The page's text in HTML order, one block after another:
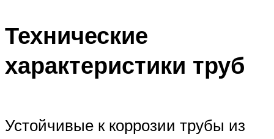
Технические
характеристики труб
Устойчивые к коррозии трубы из